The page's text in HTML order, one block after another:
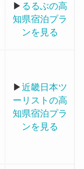
▶ るるぶの高
知県宿泊プラ
ンを見る
▶近畿日本ツ
ーリストの高
知県宿泊プラ
ンを見る